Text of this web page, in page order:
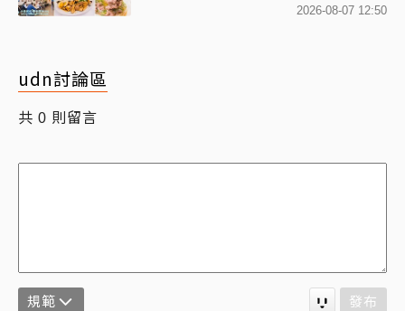
2026-08-07 12:50
udn討論區
共 0 則留言
規範 發布